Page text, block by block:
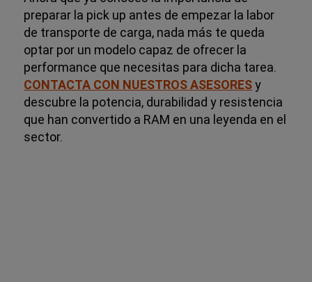
preparar la pick up antes de empezar la labor
de transporte de carga, nada más te queda
optar por un modelo capaz de ofrecer la
performance que necesitas para dicha tarea.
CONTACTA CON NUESTROS ASESORESy
descubre la potencia, durabilidad y resistencia
que han convertido a RAM en una leyenda en el
sector.